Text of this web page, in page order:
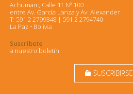
Achumani, Calle 11 Nº 100
entre Av. García Lanza y Av. Alexander
T: 591 2 2799848 | 591 2 2794740
La Paz • Bolivia
Suscríbete
a nuestro boletín
markunread_mailbox SUSCRIBIRSE